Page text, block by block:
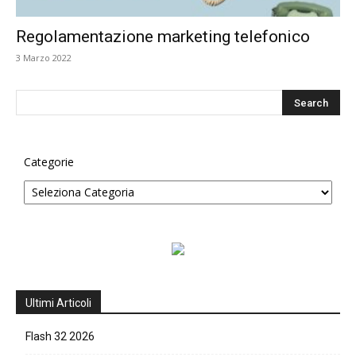
Regolamentazione marketing telefonico
3 Marzo 2022
Categorie
Ultimi Articoli
Flash 32 2026